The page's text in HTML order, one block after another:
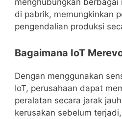
menghubungkan
di pabrik, memungkinkan
pengendalian produksi
Bagaimana IoT
Dengan menggunakan
IoT, perusahaan dapat
peralatan secara jarak
kerusakan sebelum